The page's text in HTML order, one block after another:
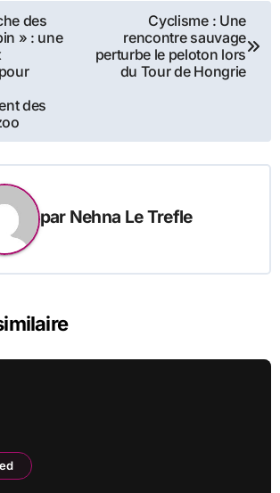
des
» : une
des
Cyclisme : Une
rencontre sauvage
perturbe le peloton lors
du Tour de Hongrie
par Nehna Le Trefle